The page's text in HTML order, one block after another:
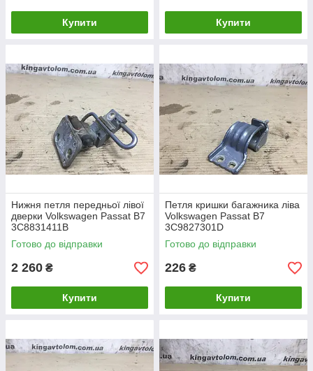
Купити Купити
Нижня петля передньої лівої
дверки Volkswagen Passat B7
3C8831411B
Готово до відправки
2 260 ₴
Купити
Петля кришки багажника ліва
Volkswagen Passat B7
3C9827301D
Готово до відправки
226 ₴
Купити